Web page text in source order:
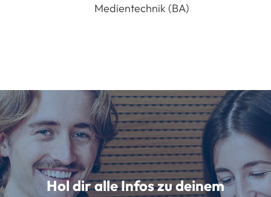
Medientechnik (BA)
Hol dir alle Infos zu deinem